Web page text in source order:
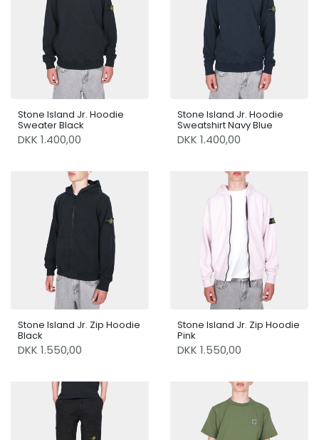
Stone Island Jr. Hoodie
Sweater Black
DKK 1.400,00
Stone Island Jr. Hoodie
Sweatshirt Navy Blue
DKK 1.400,00
Stone Island Jr. Zip Hoodie
Black
DKK 1.550,00
Stone Island Jr. Zip Hoodie
Pink
DKK 1.550,00